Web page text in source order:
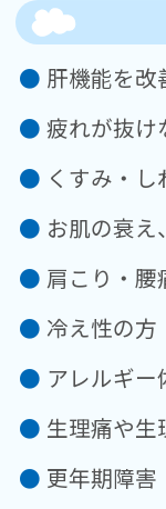
肝機能を改
疲れが抜け
くすみ・
お肌の衰
肩こり・腰
冷え性の方
アレルギー
生理痛や生
更年期障害